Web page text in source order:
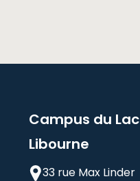
Campus du Lac
Libourne
33 rue Max Linder